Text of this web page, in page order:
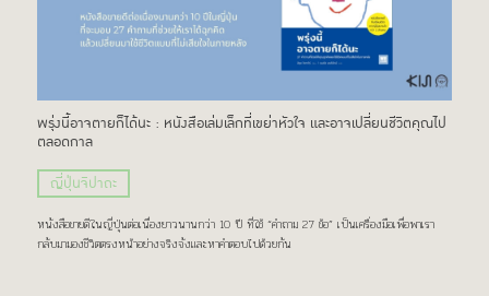
พรุ่งนี้อาจตายก็ได้นะ : หนังสือเล่มเล็กที่เขย่าหัวใจ และอาจเปลี่ยนชีวิตคุณไป
ตลอดกาล
ญี่ปุ่นจิปาถะ
หนังสือขายดีในญี่ปุ่นต่อเนื่องยาวนานกว่า 10 ปี ที่ใช้ “คำถาม 27 ข้อ” เป็นเครื่องมือเพื่อพาเรา
กลับมามองชีวิตตรงหน้าอย่างจริงจังและหาคำตอบไปด้วยกัน